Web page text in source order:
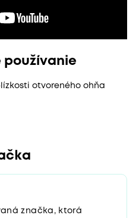
používanie
otvoreného ohňa
značka, ktorá